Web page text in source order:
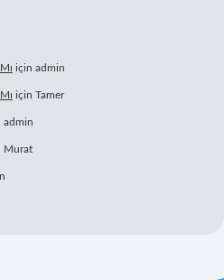
için admin
için Tamer
admin
Murat